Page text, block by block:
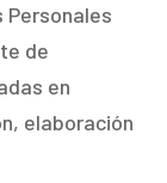
Personales
de
en
elaboración